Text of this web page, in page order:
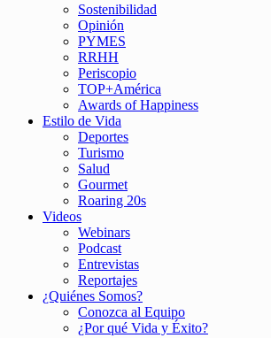
Sostenibilidad
Opinión
PYMES
RRHH
Periscopio
TOP+América
Awards of Happiness
Estilo de Vida
Deportes
Turismo
Salud
Gourmet
Roaring 20s
Videos
Webinars
Podcast
Entrevistas
Reportajes
¿Quiénes Somos?
Conozca al Equipo
¿Por qué Vida y Éxito?